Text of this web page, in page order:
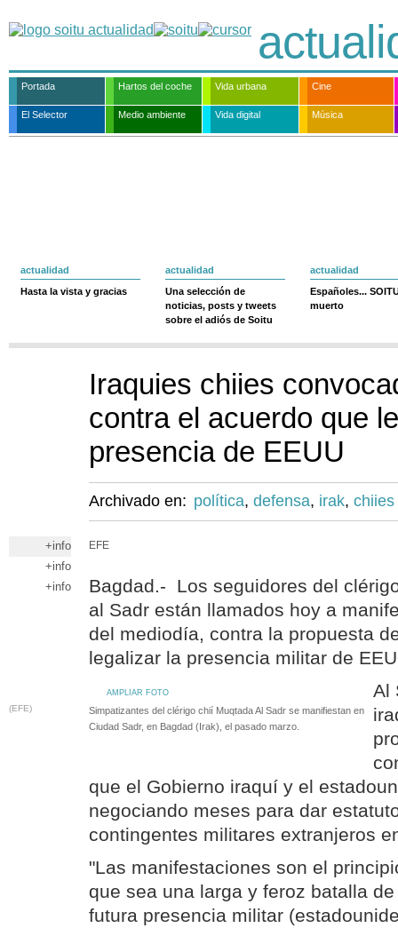
Portada Hartos del coche Vida urbana Cine
El Selector Medio ambiente Vida digital Música
actualidad
Hasta la vista y gracias
actualidad
Una selección de
noticias, posts y tweets
sobre el adiós de Soitu
actualidad
Españoles...
muerto
Iraquies chiies
contra el acuerdo que
presencia de EEUU
Archivado en: política, defensa, irak, chiies
+info
+info
+info
EFE
Bagdad.- Los seguidores del
al Sadr están llamados hoy a
del mediodía, contra la propuesta
legalizar la presencia militar de
AMPLIAR FOTO
(EFE)
Simpatizantes del clérigo chií Muqtada Al Sadr se manifiestan en
Ciudad Sadr, en Bagdad (Irak), el pasado marzo.
Al
que el Gobierno iraquí y el
negociando meses para dar
contingentes militares extranjeros
"Las manifestaciones son el
que sea una larga y feroz batalla
futura presencia militar